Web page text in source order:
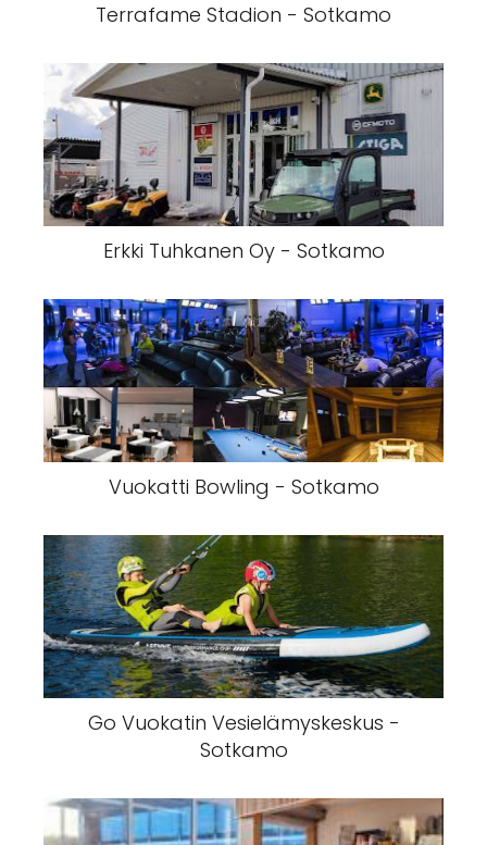
Terrafame Stadion - Sotkamo
Erkki Tuhkanen Oy - Sotkamo
Vuokatti Bowling - Sotkamo
Go Vuokatin Vesielämyskeskus -
Sotkamo